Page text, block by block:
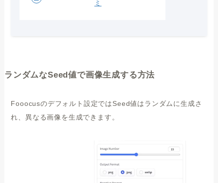
ミ
ランダムなSeed値で画像生成する方法
Fooocusのデフォルト設定ではSeed値はランダムに生成さ
れ、異なる画像を生成できます。